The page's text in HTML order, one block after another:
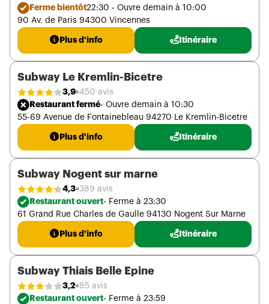
Ferme bientôt22:30 - Ouvre demain à 10:00
90 Av. de Paris 94300 Vincennes
Plus d'info Itinéraire
Subway Le Kremlin-Bicetre
3,9 450 avis
Restaurant fermé- Ouvre demain à 10:30
55-69 Avenue de Fontainebleau 94270 Le Kremlin-Bicetre
Plus d'info Itinéraire
Subway Nogent sur marne
4,3 389 avis
Restaurant ouvert- Ferme à 23:30
61 Grand Rue Charles de Gaulle 94130 Nogent Sur Marne
Plus d'info Itinéraire
Subway Thiais Belle Epine
3,2 85 avis
Restaurant ouvert- Ferme à 23:59